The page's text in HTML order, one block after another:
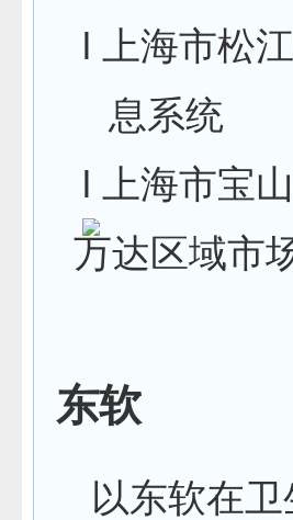
l
上海市松
息系统
l
上海市宝
东软
以东软在